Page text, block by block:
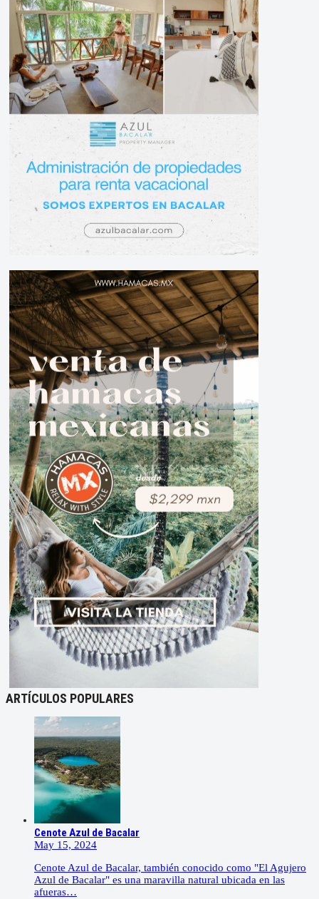
ARTÍCULOS POPULARES
Cenote Azul de Bacalar
May 15, 2024
Cenote Azul de Bacalar, también conocido como "El Agujero
Azul de Bacalar" es una maravilla natural ubicada en las
afueras…